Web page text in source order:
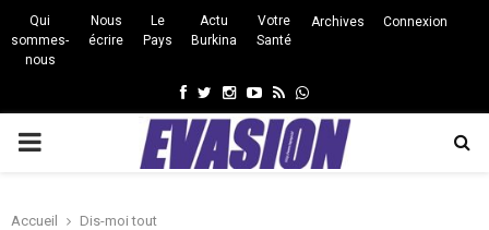
Qui
sommes-
nous
Nous
écrire
Le
Pays
Actu
Burkina
Votre
Santé
Archives Connexion
Facebook
Twitter
Instagram
Youtube
RssWhatsapp
PRIMARY
Accueil
Dis-moi tout